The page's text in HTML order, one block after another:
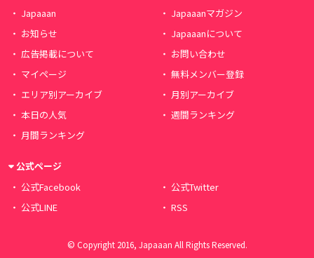
Japaaan
Japaaanマガジン
お知らせ
Japaaanについて
広告掲載について
お問い合わせ
マイページ
無料メンバー登録
エリア別アーカイブ
月別アーカイブ
本日の人気
週間ランキング
月間ランキング
公式ページ
公式Facebook
公式Twitter
公式LINE
RSS
© Copyright 2016, Japaaan All Rights Reserved.